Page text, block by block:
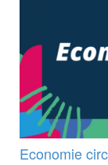
Economie